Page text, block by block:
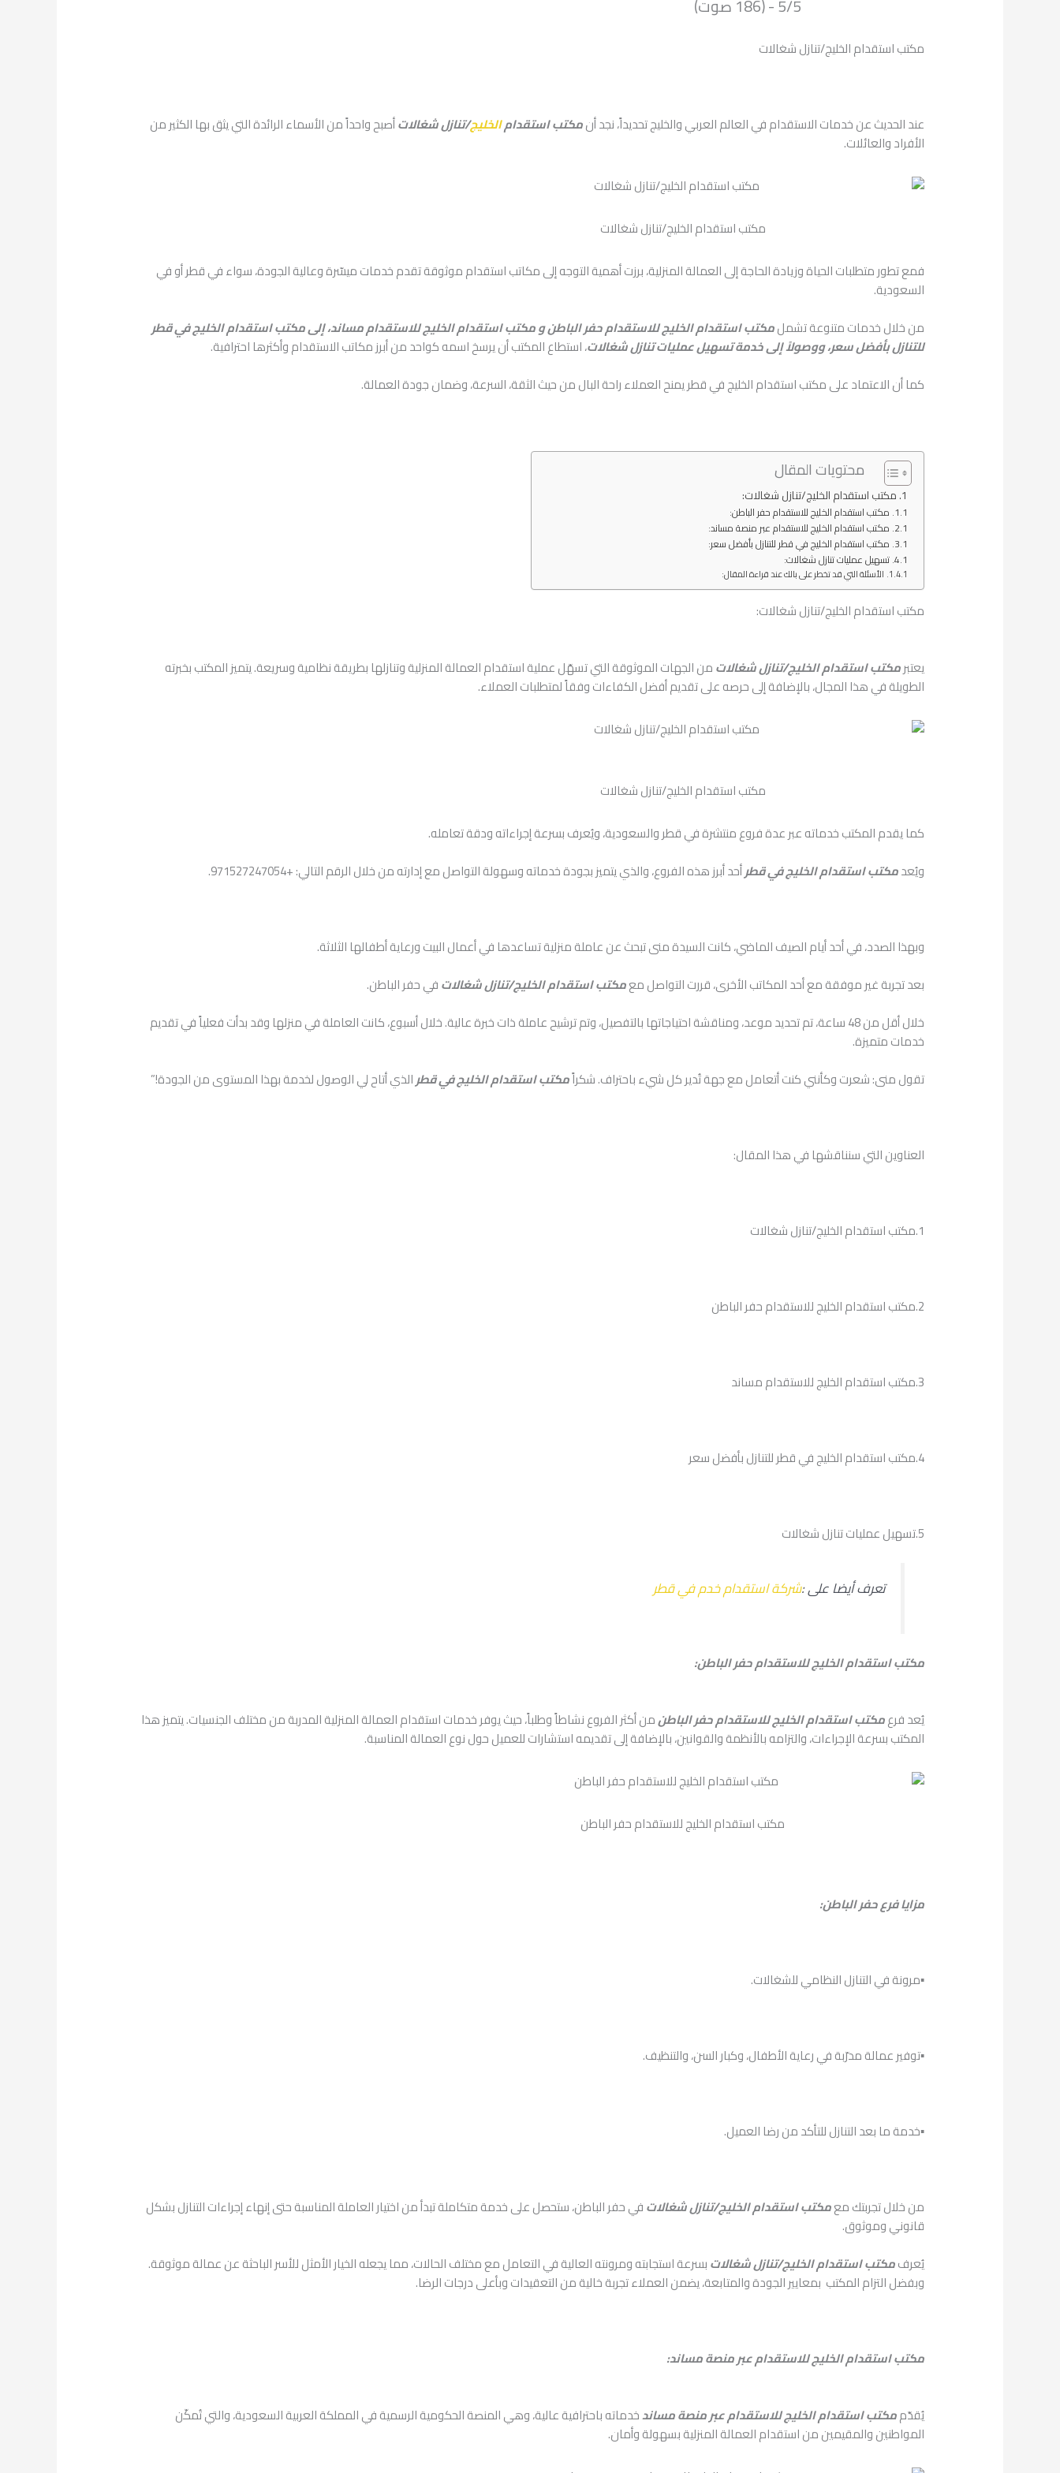
5/5 - (186 صوت)
مكتب استقدام الخليج/تنازل شغالات
عند الحديث عن خدمات الاستقدام في العالم العربي والخليج تحديداً، نجد أنمكتب استقدامالخليج/تنازل شغالاتأصبح واحداً من الأسماء الرائدة التي يثق بها الكثير من
الأفراد والعائلات.
مكتب استقدام الخليج/تنازل شغالات
فمع تطور متطلبات الحياة وزيادة الحاجة إلى العمالة المنزلية، برزت أهمية التوجه إلى مكاتب استقدام موثوقة تقدم خدمات ميسّرة وعالية الجودة، سواء في قطر أو في
السعودية.
من خلال خدمات متنوعة تشملمكتب استقدام الخليج للاستقدام حفر الباطن و مكتب استقدام الخليج للاستقدام مساند، إلى مكتب استقدام الخليج في قطر
للتنازل بأفضل سعر، ووصولاً إلى خدمة تسهيل عمليات تنازل شغالات، استطاع المكتب أن يرسخ اسمه كواحد من أبرز مكاتب الاستقدام وأكثرها احترافية.
كما أن الاعتماد على مكتب استقدام الخليج في قطر يمنح العملاء راحة البال من حيث الثقة، السرعة، وضمان جودة العمالة.
محتويات المقال
مكتب استقدام الخليج/تنازل شغالات:
مكتب استقدام الخليج للاستقدام حفر الباطن:
مكتب استقدام الخليج للاستقدام عبر منصة مساند:
مكتب استقدام الخليج في قطر للتنازل بأفضل سعر:
تسهيل عمليات تنازل شغالات:
الأسئلة التي قد تخطر على بالك عند قراءة المقال:
مكتب استقدام الخليج/تنازل شغالات:
يعتبرمكتب استقدام الخليج/تنازل شغالاتمن الجهات الموثوقة التي تسهّل عملية استقدام العمالة المنزلية وتنازلها بطريقة نظامية وسريعة. يتميز المكتب بخبرته
الطويلة في هذا المجال، بالإضافة إلى حرصه على تقديم أفضل الكفاءات وفقاً لمتطلبات العملاء.
مكتب استقدام الخليج/تنازل شغالات
كما يقدم المكتب خدماته عبر عدة فروع منتشرة في قطر والسعودية، ويُعرف بسرعة إجراءاته ودقة تعامله.
ويُعدمكتب استقدام الخليج في قطرأحد أبرز هذه الفروع، والذي يتميز بجودة خدماته وسهولة التواصل مع إدارته من خلال الرقم التالي: +971527247054.
وبهذا الصدد، في أحد أيام الصيف الماضي، كانت السيدة منى تبحث عن عاملة منزلية تساعدها في أعمال البيت ورعاية أطفالها الثلاثة.
بعد تجربة غير موفقة مع أحد المكاتب الأخرى، قررت التواصل معمكتب استقدام الخليج/تنازل شغالاتفي حفر الباطن.
خلال أقل من 48 ساعة، تم تحديد موعد، ومناقشة احتياجاتها بالتفصيل، وتم ترشيح عاملة ذات خبرة عالية. خلال أسبوع، كانت العاملة في منزلها وقد بدأت فعلياً في تقديم
خدمات متميزة.
تقول منى: شعرت وكأنني كنت أتعامل مع جهة تُدير كل شيء باحتراف. شكراًمكتب استقدام الخليج في قطرالذي أتاح لي الوصول لخدمة بهذا المستوى من الجودة!”
العناوين التي سنناقشها في هذا المقال:
1.مكتب استقدام الخليج/تنازل شغالات
2.مكتب استقدام الخليج للاستقدام حفر الباطن
3.مكتب استقدام الخليج للاستقدام مساند
4.مكتب استقدام الخليج في قطر للتنازل بأفضل سعر
5.تسهيل عمليات تنازل شغالات
تعرف أيضا على :شركة استقدام خدم في قطر
مكتب استقدام الخليج للاستقدام حفر الباطن:
يُعد فرعمكتب استقدام الخليج للاستقدام حفر الباطنمن أكثر الفروع نشاطاً وطلباً، حيث يوفر خدمات استقدام العمالة المنزلية المدربة من مختلف الجنسيات. يتميز هذا
المكتب بسرعة الإجراءات، والتزامه بالأنظمة والقوانين، بالإضافة إلى تقديمه استشارات للعميل حول نوع العمالة المناسبة.
مكتب استقدام الخليج للاستقدام حفر الباطن
مزايا فرع حفر الباطن:
▪︎مرونة في التنازل النظامي للشغالات.
▪︎توفير عمالة مدرّبة في رعاية الأطفال، وكبار السن، والتنظيف.
▪︎خدمة ما بعد التنازل للتأكد من رضا العميل.
من خلال تجربتك معمكتب استقدام الخليج/تنازل شغالاتفي حفر الباطن، ستحصل على خدمة متكاملة تبدأ من اختيار العاملة المناسبة حتى إنهاء إجراءات التنازل بشكل
قانوني وموثوق.
يُعرفمكتب استقدام الخليج/تنازل شغالاتبسرعة استجابته ومرونته العالية في التعامل مع مختلف الحالات، مما يجعله الخيار الأمثل للأسر الباحثة عن عمالة موثوقة.
وبفضل التزام المكتب بمعايير الجودة والمتابعة، يضمن العملاء تجربة خالية من التعقيدات وبأعلى درجات الرضا.
مكتب استقدام الخليج للاستقدام عبر منصة مساند:
يُقدّممكتب استقدام الخليج للاستقدام عبر منصة مساندخدماته باحترافية عالية، وهي المنصة الحكومية الرسمية في المملكة العربية السعودية، والتي تُمكّن
المواطنين والمقيمين من استقدام العمالة المنزلية بسهولة وأمان.